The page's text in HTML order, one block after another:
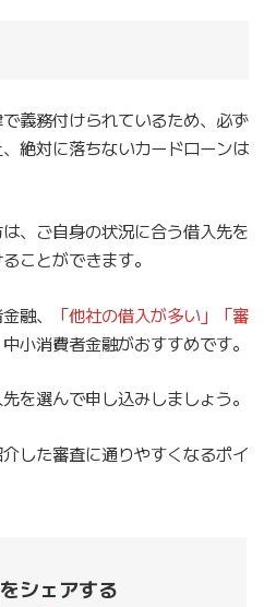
義務付けられているため、必ず
絶対に落ちないカードローンは
、ご自身の状況に合う借入先を
ことができます。
融、
「他社の借入が多い」「審
小消費者金融がおすすめです。
を選んで申し込みしましょう。
した審査に通りやすくなるポイ
シェアする